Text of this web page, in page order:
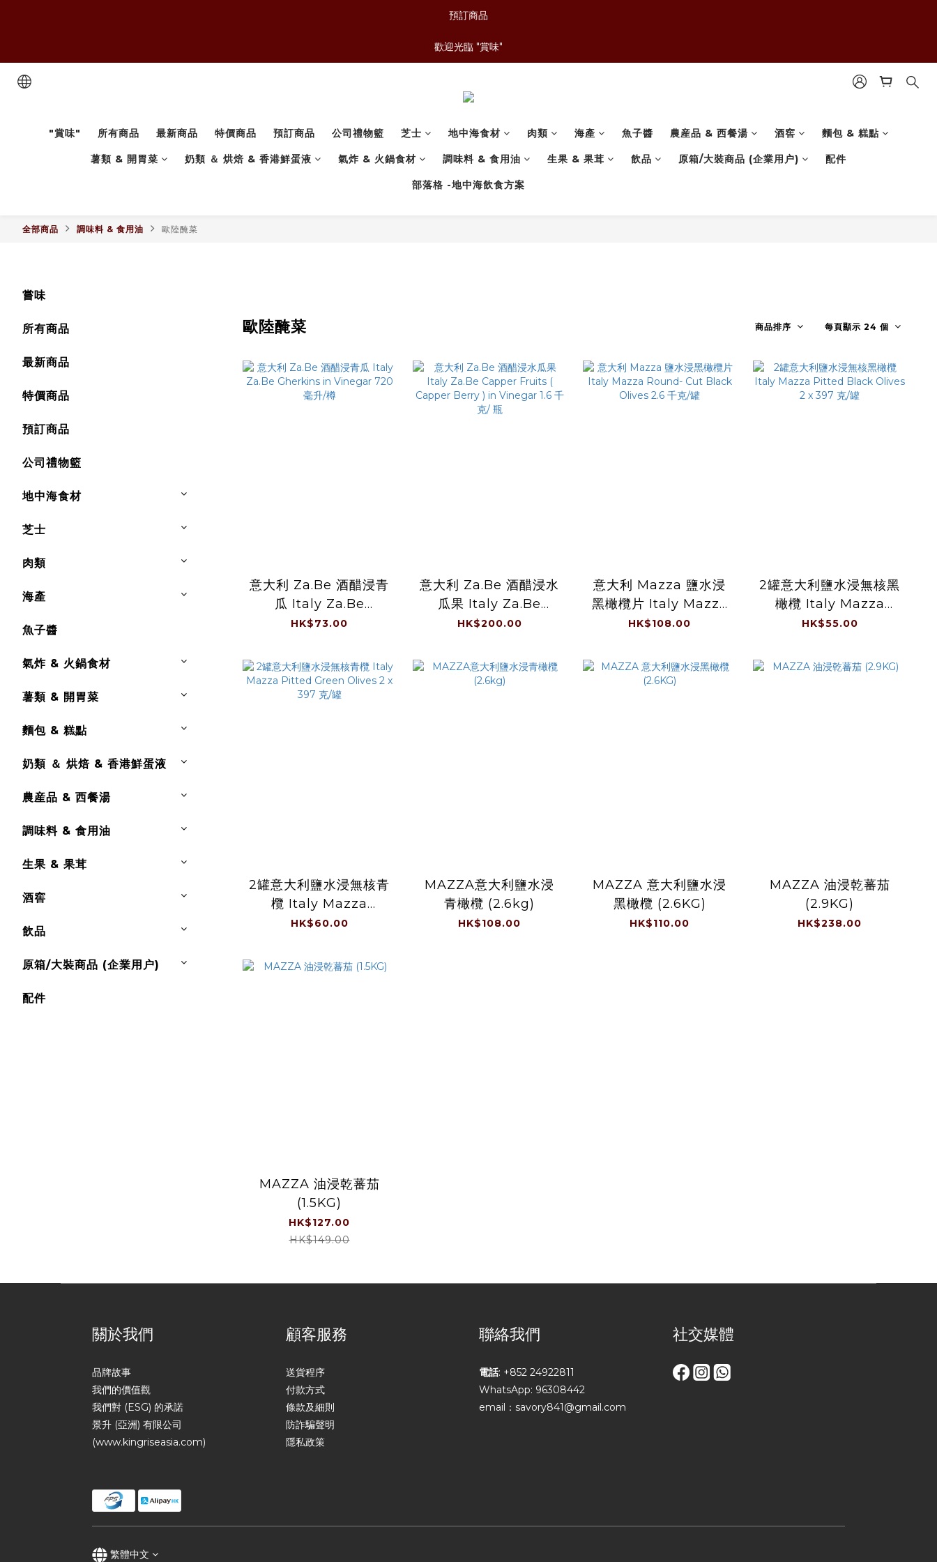
預訂商品
歡迎光臨 "賞味"
"賞味" 所有商品 最新商品 特價商品 預訂商品 公司禮物籃 芝士 地中海食材 肉類 海產 魚子醬 農産品 & 西餐湯 酒窖 麵包 & 糕點
薯類 & 開胃菜 奶類 ＆ 烘焙 & 香港鮮蛋液 氣炸 & 火鍋食材 調味料 & 食用油 生果 & 果茸 飲品 原箱/大裝商品 (企業用户) 配件
部落格 -地中海飲食方案
全部商品 調味料 & 食用油 歐陸醃菜
嘗味
所有商品
最新商品
特價商品
預訂商品
公司禮物籃
地中海食材
芝士
肉類
海產
魚子醬
氣炸 & 火鍋食材
薯類 & 開胃菜
麵包 & 糕點
奶類 ＆ 烘焙 & 香港鮮蛋液
農産品 & 西餐湯
調味料 & 食用油
生果 & 果茸
酒窖
飲品
原箱/大裝商品 (企業用户)
配件
歐陸醃菜 商品排序 每頁顯示 24 個
意大利 Za.Be 酒醋浸青
瓜 Italy Za.Be
Gherkins in Vinegar
HK$73.00
意大利 Za.Be 酒醋浸水
瓜果 Italy Za.Be
Capper Fruits (
Vinegar 1.6 千克/ 瓶
HK$200.00
意大利 Mazza 鹽水浸
黑橄欖片 Italy Mazza
Round- Cut Black
HK$108.00
2罐意大利鹽水浸無核黑
橄欖 Italy Mazza
Pitted Black Olives
HK$55.00
2罐意大利鹽水浸無核青
欖 Italy Mazza
Pitted Green Olives
HK$60.00
MAZZA意大利鹽水浸
青橄欖 (2.6kg)
HK$108.00
MAZZA 意大利鹽水浸
黑橄欖 (2.6KG)
HK$110.00
MAZZA 油浸乾蕃茄
(2.9KG)
HK$238.00
MAZZA 油浸乾蕃茄
(1.5KG)
HK$127.00
HK$149.00
關於我們
品牌故事
我們的價值觀
我們對 (ESG) 的承諾
景升 (亞洲) 有限公司
(www.kingriseasia.com)
顧客服務
送貨程序
付款方式
條款及細則
防詐騙聲明
隱私政策
聯絡我們
電話: +852 24922811
WhatsApp: 96308442
email：savory841@gmail.com
社交媒體
繁體中文